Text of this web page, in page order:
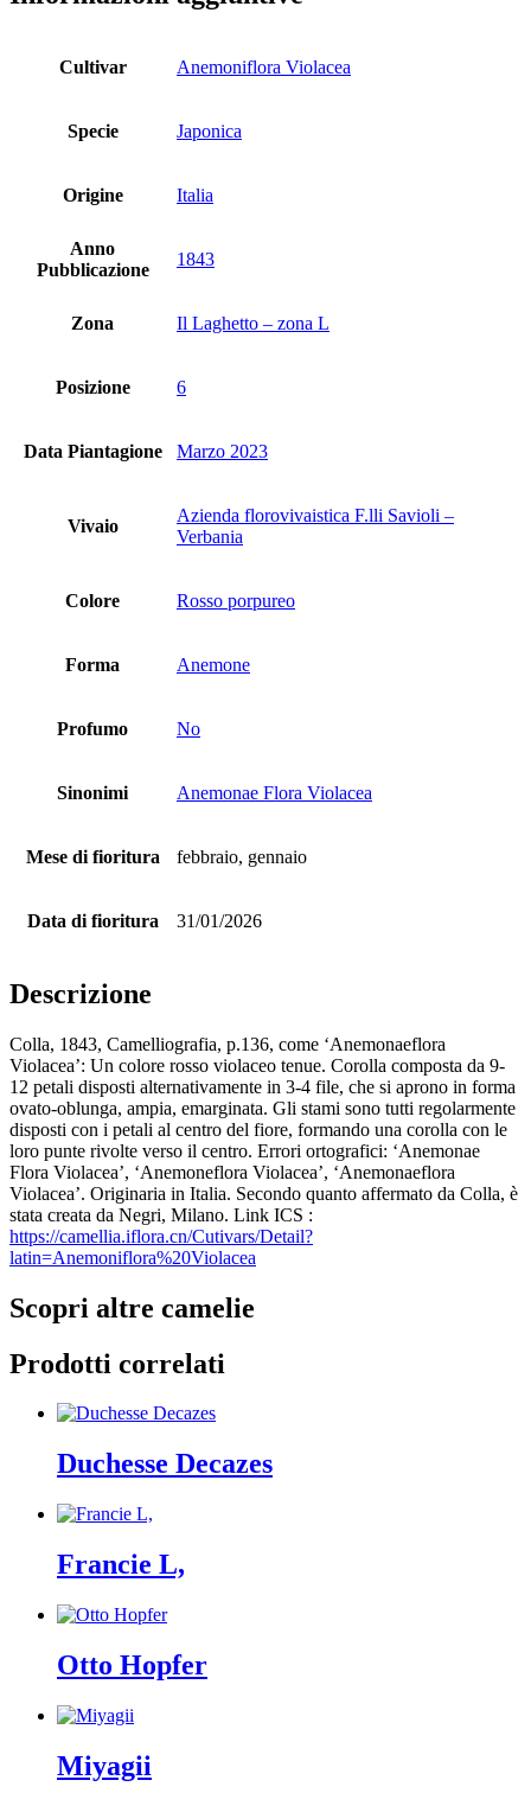
Cultivar Anemoniflora Violacea
Specie Japonica
Origine Italia
Anno
Pubblicazione
1843
Zona Il Laghetto – zona L
Posizione 6
Data Piantagione Marzo 2023
Vivaio
Azienda florovivaistica F.lli Savioli –
Verbania
Colore Rosso porpureo
Forma Anemone
Profumo No
Sinonimi Anemonae Flora Violacea
Mese di fioritura febbraio, gennaio
Data di fioritura 31/01/2026
Descrizione
Colla, 1843, Camelliografia, p.136, come ‘Anemonaeflora
Violacea’: Un colore rosso violaceo tenue. Corolla composta da 9-
12 petali disposti alternativamente in 3-4 file, che si aprono in forma
ovato-oblunga, ampia, emarginata. Gli stami sono tutti regolarmente
disposti con i petali al centro del fiore, formando una corolla con le
loro punte rivolte verso il centro. Errori ortografici: ‘Anemonae
Flora Violacea’, ‘Anemoneflora Violacea’, ‘Anemonaeflora
Violacea’. Originaria in Italia. Secondo quanto affermato da Colla, è
stata creata da Negri, Milano. Link ICS :
https://camellia.iflora.cn/Cutivars/Detail?
latin=Anemoniflora%20Violacea
Scopri altre camelie
Prodotti correlati
Duchesse Decazes
Francie L,
Otto Hopfer
Miyagii